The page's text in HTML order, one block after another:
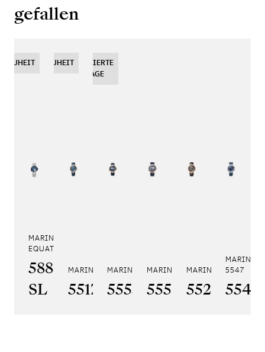
gefallen
MARINE TOURBILLON
EQUATION MARCHANTE 5887
5887PT/YS/PW0
SL
NEUHEIT
MARINE 5517
5517BR/Y2/9ZU
NEUHEIT
MARINE HORA MUNDI 5555
5555BH/YS/9WV
NEUHEIT
LIMITIERTE
AUFLAGE
MARINE HORA MUNDI 5557
5557BR/YS/
MARINE
5527BR/
MARINE
5547